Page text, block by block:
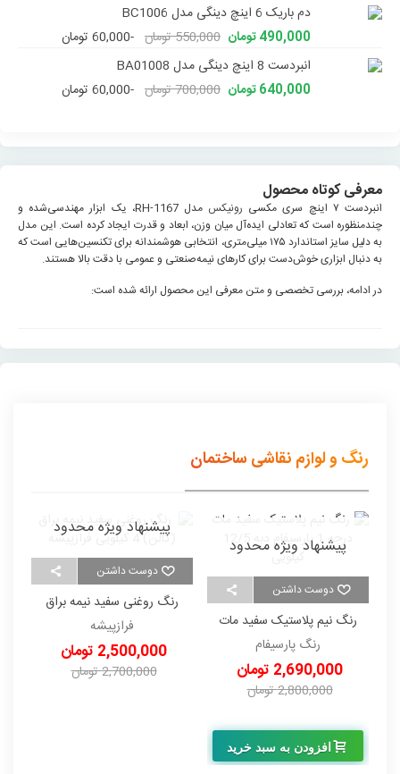
دم باریک 6 اینچ دینگی مدل BC1006
490,000 تومان
550,000 تومان
-60,000 تومان
انبردست 8 اینچ دینگی مدل BA01008
640,000 تومان
700,000 تومان -60,000 تومان
معرفی کوتاه محصول
انبردست ۷ اینچ سری مکسی رونیکس
مدل RH-1167، یک ابزار مهندسی‌شده و
چندمنظوره است که تعادلی ایده‌آل میان وزن، ابعاد و قدرت ایجاد کرده است. این مدل
به دلیل سایز استاندارد ۱۷۵ میلی‌متری، انتخابی هوشمندانه برای تکنسین‌هایی است که
به دنبال ابزاری خوش‌دست برای کارهای نیمه‌صنعتی و عمومی با دقت بالا هستند.
در ادامه، بررسی تخصصی و متن معرفی این محصول ارائه شده است:
رنگ و لوازم نقاشی ساختمان
دوست داشتن
پیشنهاد ویژه محدود
رنگ نیم پلاستیک سفید مات
کیلویی
رنگ پارسیفام
2,690,000 تومان
2,800,000 تومان
افزودن به سبد خرید
دوست داشتن
پیشنهاد ویژه محدود
رنگ روغنی سفید نیمه براق
فرازپیشه
2,500,000 تومان
2,700,000 تومان